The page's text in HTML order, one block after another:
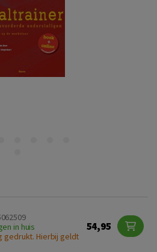
in huis
gedrukt. Hierbij geldt
54,95